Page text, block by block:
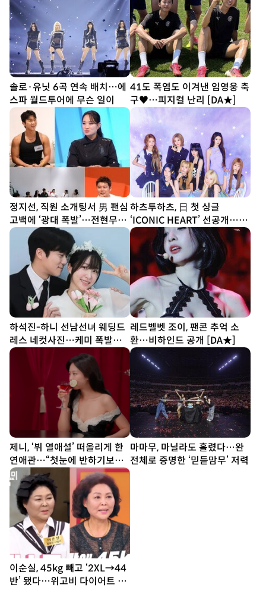
솔로·유닛 6곡 연속 배치…에
스파 월드투어에 무슨 일이
41도 폭염도 이겨낸 임영웅 축
구♥…피지컬 난리 [DA★]
정지선, 직원 소개팅서 男 팬심
고백에 ‘광대 폭발’…전현무
“집에 좀 가!” (사당귀)
하츠투하츠, 日 첫 싱글
‘ICONIC HEART’ 선공개…짜
릿한 설렘 담았다
하석진-하니 선남선녀 웨딩드
레스 네컷사진…케미 폭발
[DA★]
레드벨벳 조이, 팬콘 추억 소
환…비하인드 공개 [DA★]
제니, ‘뷔 열애설’ 떠올리게 한
연애관…“첫눈에 반하기보다
친구부터” [SD톡톡]
마마무, 마닐라도 홀렸다…완
전체로 증명한 ‘믿듣맘무’ 저력
이순실, 45kg 빼고 ‘2XL→44
반’ 됐다…위고비 다이어트 결